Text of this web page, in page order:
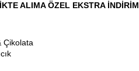
ALIMA ÖZEL EKSTRA INDIRIM